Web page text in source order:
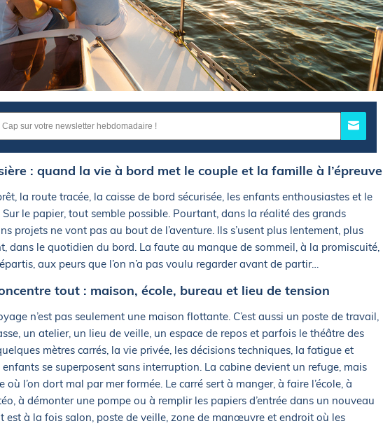
: quand la vie à bord met le couple et la famille à l’épreuve
la route tracée, la caisse de bord sécurisée, les enfants enthousiastes et le
Sur le papier, tout semble possible. Pourtant, dans la réalité des grands
projets ne vont pas au bout de l’aventure. Ils s’usent plus lentement, plus
dans le quotidien du bord. La faute au manque de sommeil, à la promiscuité,
aux peurs que l’on n’a pas voulu regarder avant de partir…
tout : maison, école, bureau et lieu de tension
n’est pas seulement une maison flottante. C’est aussi un poste de travail,
un atelier, un lieu de veille, un espace de repos et parfois le théâtre des
mètres carrés, la vie privée, les décisions techniques, la fatigue et
enfants se superposent sans interruption. La cabine devient un refuge, mais
où l’on dort mal par mer formée. Le carré sert à manger, à faire l’école, à
à démonter une pompe ou à remplir les papiers d’entrée dans un nouveau
est à la fois salon, poste de veille, zone de manœuvre et endroit où les